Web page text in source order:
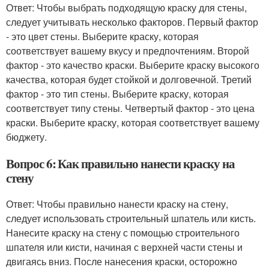
Ответ: Чтобы выбрать подходящую краску для стены,
следует учитывать несколько факторов. Первый фактор
- это цвет стены. Выберите краску, которая
соответствует вашему вкусу и предпочтениям. Второй
фактор - это качество краски. Выберите краску высокого
качества, которая будет стойкой и долговечной. Третий
фактор - это тип стены. Выберите краску, которая
соответствует типу стены. Четвертый фактор - это цена
краски. Выберите краску, которая соответствует вашему
бюджету.
Вопрос 6: Как правильно нанести краску на
стену
Ответ: Чтобы правильно нанести краску на стену,
следует использовать строительный шпатель или кисть.
Нанесите краску на стену с помощью строительного
шпателя или кисти, начиная с верхней части стены и
двигаясь вниз. После нанесения краски, осторожно